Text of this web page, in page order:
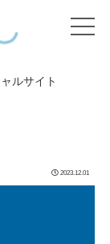
ルサイト
2023.12.01